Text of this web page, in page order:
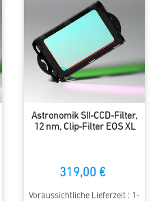
Astronomik SII-CCD-Filter,
12 nm, Clip-Filter EOS XL
319,00 €
Voraussichtliche Lieferzeit : 1-